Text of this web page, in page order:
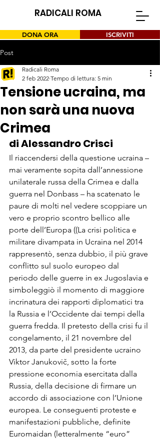
RADICALI ROMA
DONA ORA ISCRIVITI
Post
Tensione ucraina, ma
non sarà una nuova
Crimea
Radicali Roma
2 feb 2022 Tempo di lettura: 5 min
di Alessandro Crisci
Il riaccendersi della questione ucraina –
mai veramente sopita dall’annessione
unilaterale russa della Crimea e dalla
guerra nel Donbass – ha scatenato le
paure di molti nel vedere scoppiare un
vero e proprio scontro bellico alle
porte dell’Europa ((La crisi politica e
militare divampata in Ucraina nel 2014
rappresentò, senza dubbio, il più grave
conflitto sul suolo europeo dal
periodo delle guerre in ex Jugoslavia e
simboleggiò il momento di maggiore
incrinatura dei rapporti diplomatici tra
la Russia e l’Occidente dai tempi della
guerra fredda. Il pretesto della crisi fu il
congelamento, il 21 novembre del
2013, da parte del presidente ucraino
Viktor Janukovič, sotto la forte
pressione economia esercitata dalla
Russia, della decisione di firmare un
accordo di associazione con l’Unione
europea. Le conseguenti proteste e
manifestazioni pubbliche, definite
Euromaidan (letteralmente “euro”